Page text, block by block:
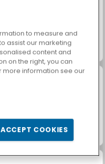
Grand Mahjong Connect
to measure and
assist our marketing
content and
on the right, you can
more information see our
ACCEPT COOKIES